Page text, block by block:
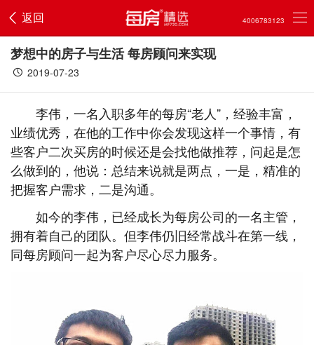
返回 4006783123
梦想中的房子与生活 每房顾问来实现
2019-07-23
李伟，一名入职多年的每房“老人”，经验丰富，
业绩优秀，在他的工作中你会发现这样一个事情，有
些客户二次买房的时候还是会找他做推荐，问起是怎
么做到的，他说：总结来说就是两点，一是，精准的
把握客户需求，二是沟通。
如今的李伟，已经成长为每房公司的一名主管，
拥有着自己的团队。但李伟仍旧经常战斗在第一线，
同每房顾问一起为客户尽心尽力服务。